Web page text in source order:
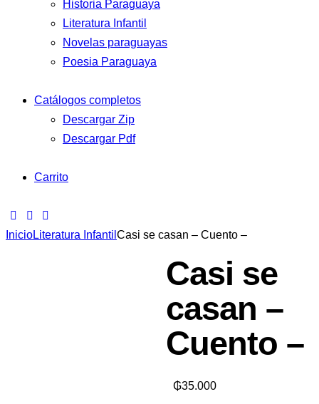
Historia Paraguaya
Literatura Infantil
Novelas paraguayas
Poesia Paraguaya
Catálogos completos
Descargar Zip
Descargar Pdf
Carrito
InicioLiteratura Infantil Casi se casan – Cuento –
Casi se
casan –
Cuento –
₲35.000